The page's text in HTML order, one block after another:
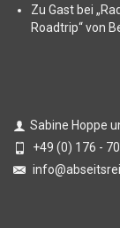
Zu Gast bei
Roadtrip“ von
Sabine Hoppe
+49 (0) 176 -